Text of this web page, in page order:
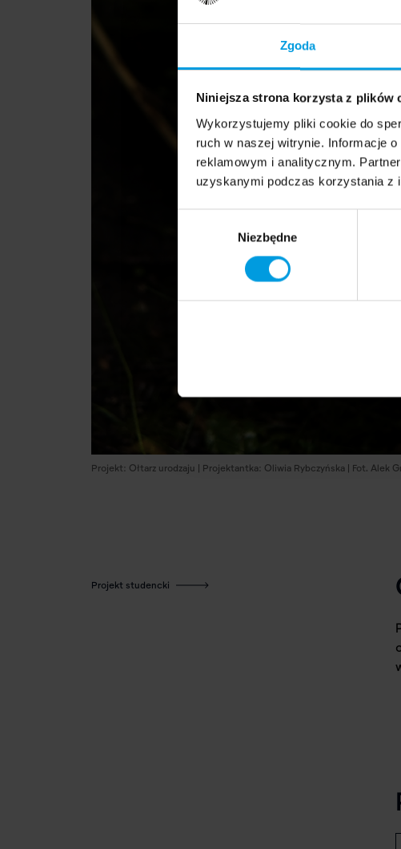
Zgoda
Niniejsza strona korzysta z plików
Wykorzystujemy pliki cookie do
ruch w naszej witrynie. Informacje
reklamowym i analitycznym.
uzyskanymi podczas korzystania z
Niezbędne
Projekt: Ołtarz urodzaju | Projektantka: Oliwia Rybczyńska | Fot. Alek
Projekt studencki